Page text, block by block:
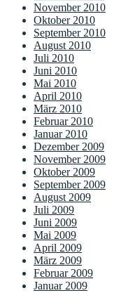
November 2010
Oktober 2010
September 2010
August 2010
Juli 2010
Juni 2010
Mai 2010
April 2010
März 2010
Februar 2010
Januar 2010
Dezember 2009
November 2009
Oktober 2009
September 2009
August 2009
Juli 2009
Juni 2009
Mai 2009
April 2009
März 2009
Februar 2009
Januar 2009